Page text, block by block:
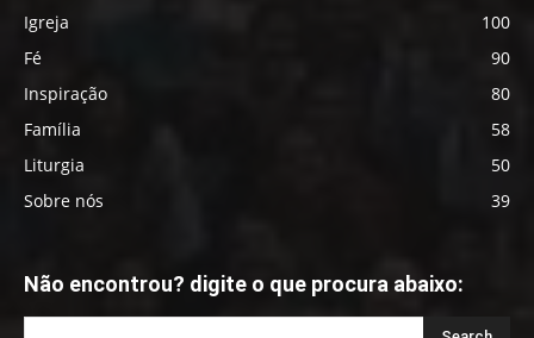
Igreja
100
Fé
90
Inspiração
80
Família
58
Liturgia
50
Sobre nós
39
Não encontrou? digite o que procura abaixo: